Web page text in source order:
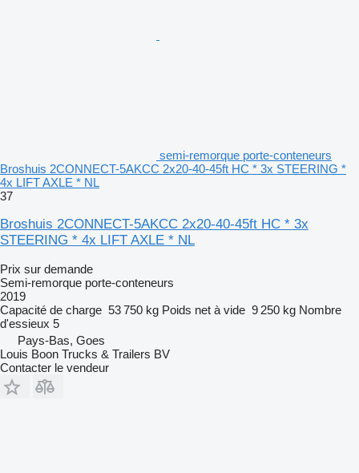
semi-remorque porte-conteneurs
Broshuis 2CONNECT-5AKCC 2x20-40-45ft HC * 3x STEERING *
4x LIFT AXLE * NL
37
Broshuis 2CONNECT-5AKCC 2x20-40-45ft HC * 3x
STEERING * 4x LIFT AXLE * NL
Prix sur demande
Semi-remorque porte-conteneurs
2019
Capacité de charge 53 750 kg Poids net à vide 9 250 kg Nombre
d'essieux 5
Pays-Bas, Goes
Louis Boon Trucks & Trailers BV
Contacter le vendeur